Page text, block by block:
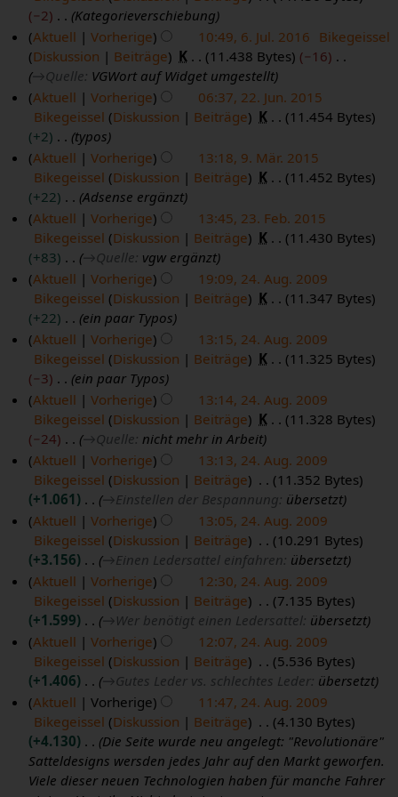
91
v
b
2
6
−2
Kategorieverschiebung
J
1
Aktuell Vorherige 10:49, 6. Jul. 2016 Bikegeissel
Diskussion
Beiträge K 11.438 Bytes
−16
→Quelle: VGWort auf Widget umgestellt
n
0
Aktuell Vorherige
06:37, 22. Jun. 2015
Bikegeissel Diskussion Beiträge K
11.454 Bytes
+2
typos
M
z
1
Aktuell Vorherige
13:18, 9. Mär. 2015
Bikegeissel Diskussion Beiträge K
11.452 Bytes
+22
Adsense ergänzt
b
a
0
Aktuell Vorherige
13:45, 23. Feb. 2015
Bikegeissel Diskussion Beiträge K
11.430 Bytes
+83
→Quelle: vgw ergänzt
g
0
Aktuell Vorherige
19:09, 24. Aug. 2009
Bikegeissel Diskussion Beiträge K
11.347 Bytes
+22
ein paar Typos
Aktuell
Vorherige
13:15, 24. Aug. 2009
Bikegeissel Diskussion Beiträge K
11.325 Bytes
−3
ein paar Typos
Aktuell
Vorherige
13:14, 24. Aug. 2009
Bikegeissel Diskussion Beiträge K
11.328 Bytes
−24
→Quelle:nicht mehr in Arbeit
Aktuell
Vorherige
13:13, 24. Aug. 2009
Bikegeissel Diskussion Beiträge
11.352 Bytes
+1.061
→Einstellen der Bespannung: übersetzt
Aktuell
Vorherige
13:05, 24. Aug. 2009
Bikegeissel Diskussion Beiträge
10.291 Bytes
+3.156
→Einen Ledersattel einfahren: übersetzt
Aktuell
Vorherige
12:30, 24. Aug. 2009
Bikegeissel Diskussion Beiträge
7.135 Bytes
+1.599
→ Wer benötigt einen Ledersattel: übersetzt
Aktuell
Vorherige
12:07, 24. Aug. 2009
Bikegeissel Diskussion Beiträge
5.536 Bytes
+1.406
→Gutes Leder vs. schlechtes Leder: übersetzt
Aktuell
Vorherige
11:47, 24. Aug. 2009
Bikegeissel Diskussion Beiträge
4.130 Bytes
+4.130
Die Seite wurde neu angelegt: "Revolutionäre"
Satteldesigns wersden jedes Jahr auf den Markt geworfen.
Viele dieser neuen Technologien haben für manche Fahrer